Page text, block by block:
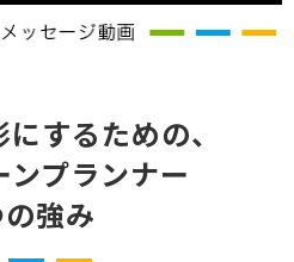
にするための、
ンプランナー
強み